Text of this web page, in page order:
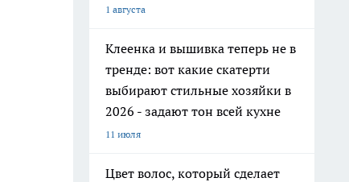
1 августа
Клеенка и вышивка теперь не в
тренде: вот какие скатерти
выбирают стильные хозяйки в
2026 - задают тон всей кухне
11 июля
Цвет волос, который сделает